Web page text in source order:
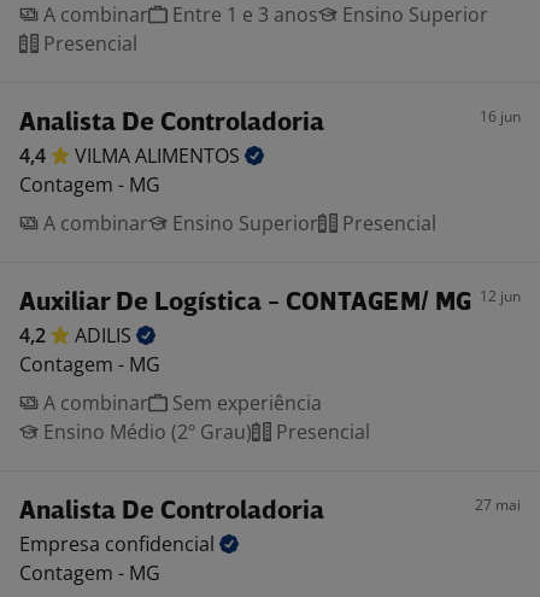
A combinar
Entre 1 e 3 anos
Ensino Superior
Presencial
Analista De Controladoria 16 jun
4,4 VILMAALIMENTOS
Contagem - MG
A combinar
Ensino Superior Presencial
Auxiliar De Logística - CONTAGEM/ MG 12 jun
4,2
ADILIS
Contagem - MG
A combinar
Sem experiência
Ensino Médio (2º Grau)
Presencial
Analista De Controladoria 27 mai
Empresa confidencial
Contagem - MG